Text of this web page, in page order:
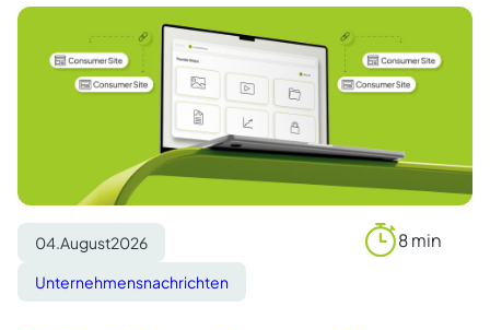
04.August2026
Unternehmensnachrichten
Reading
8 min